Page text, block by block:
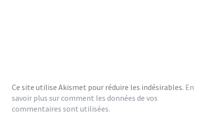
Ce site utilise Akismet pour réduire les indésirables. En
savoir plus sur comment les données de vos
commentaires sont utilisées.